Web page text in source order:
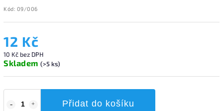
Kód: 09/006
12 Kč
10 Kč bez DPH
Skladem (>5 ks)
Přidat do košíku